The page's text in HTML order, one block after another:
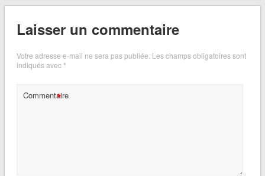
Laisser un commentaire
Votre adresse e-mail ne sera pas publiée. Les champs obligatoires sont
indiqués avec*
Commentaire
*